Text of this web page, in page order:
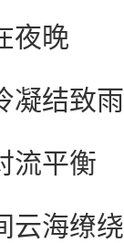
夜晚
凝结致雨
流平衡
云海缭